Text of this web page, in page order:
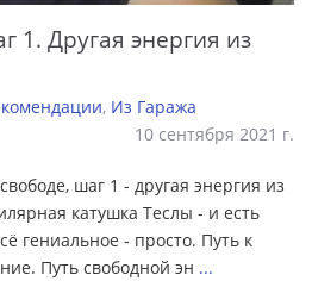
1. Другая энергия из
, Из Гаража
10 сентября 2021 г.
шаг 1 - другая энергия из
катушка Теслы - и есть
гениальное - просто. Путь к
Путь свободной эн ...